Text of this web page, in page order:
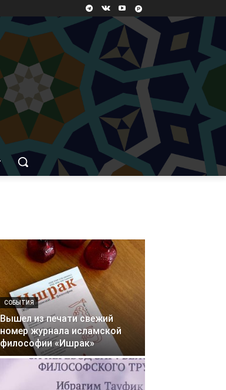
СОБЫТИЯ
Вышел из печати свежий
номер журнала исламской
философии «Ишрак»